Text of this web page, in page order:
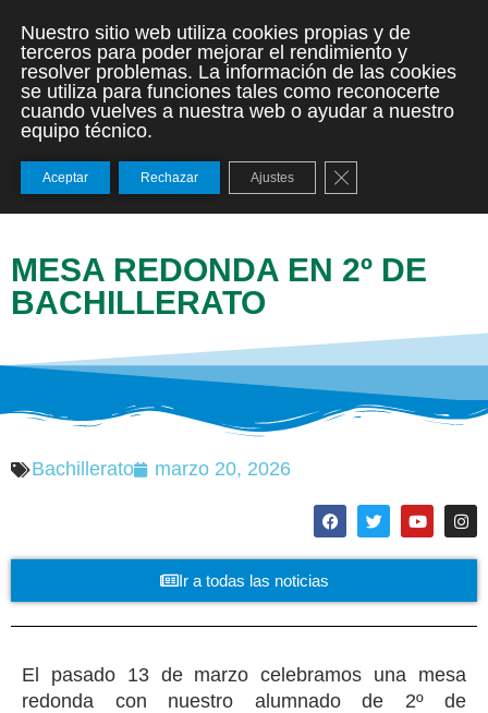
MESA REDONDA EN 2º DE
BACHILLERATO
Bachillerato marzo 20, 2026
Ir a todas las noticias
El pasado 13 de marzo celebramos una mesa
redonda con nuestro alumnado de 2º de
Nuestro sitio web utiliza cookies propias y de
terceros para poder mejorar el rendimiento y
resolver problemas. La información de las cookies
se utiliza para funciones tales como reconocerte
cuando vuelves a nuestra web o ayudar a nuestro
equipo técnico.
Aceptar Rechazar Ajustes Cerrar el banner de